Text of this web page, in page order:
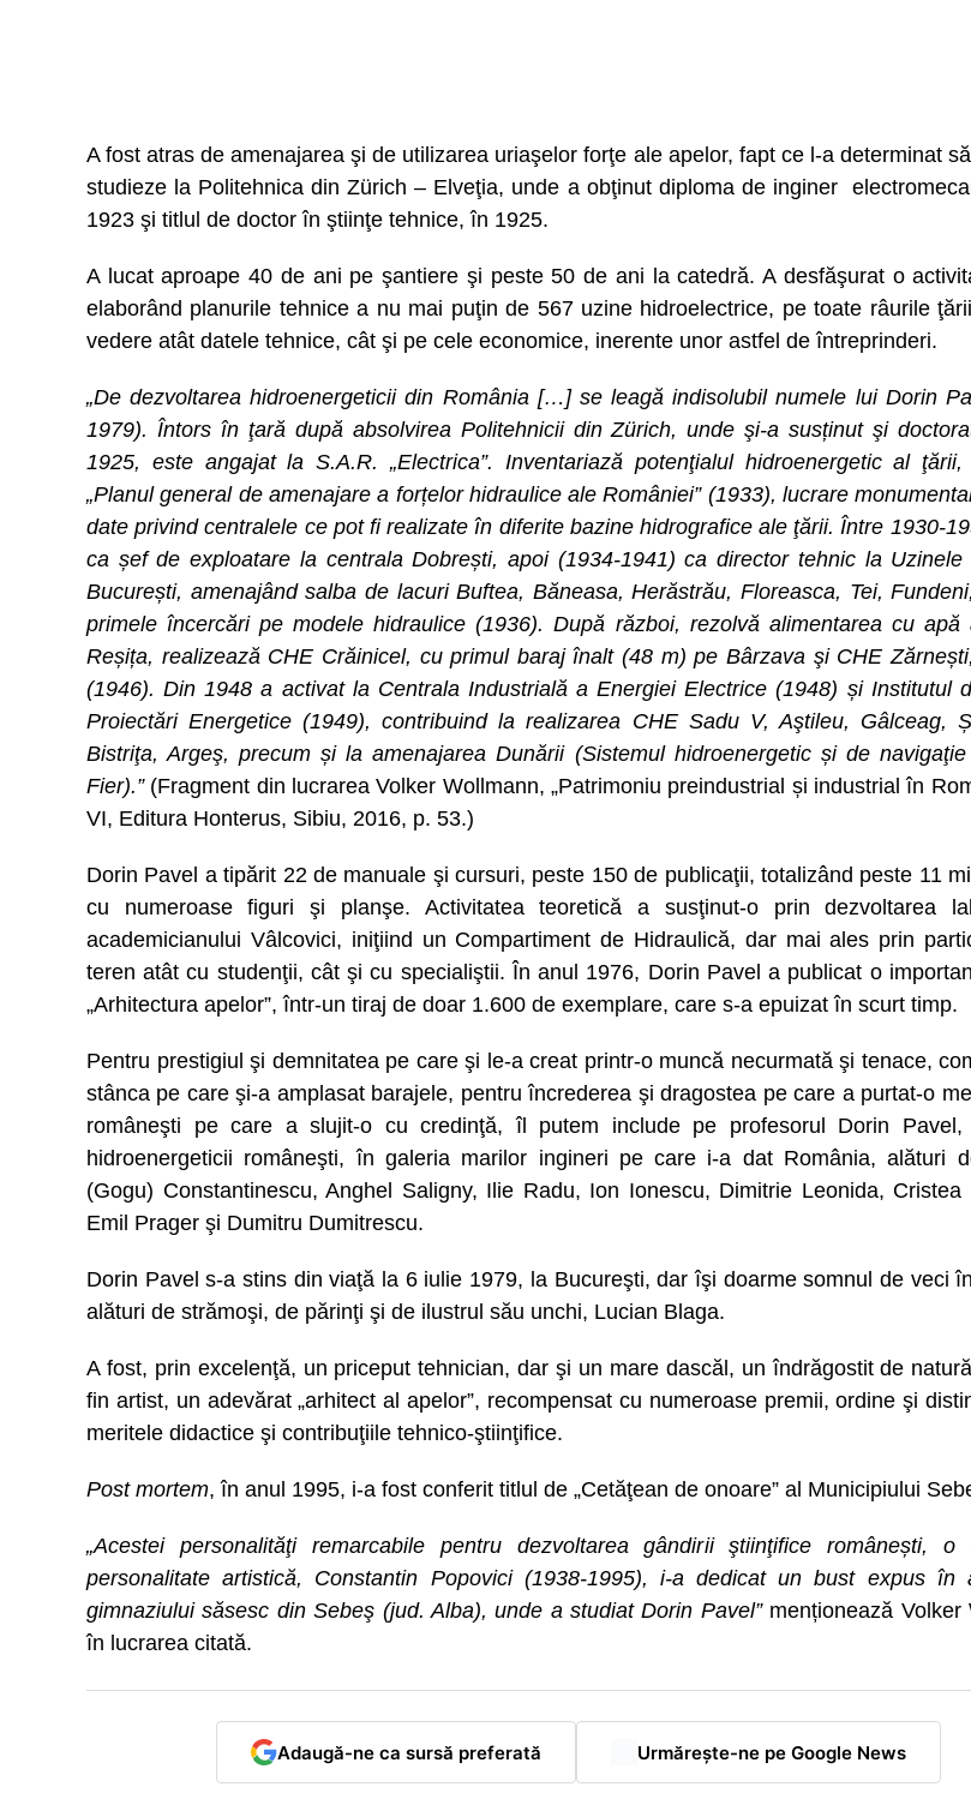
A fost atras de amenajarea şi de utilizarea uriaşelor forţe ale apelor, fapt ce l-a determinat
studieze la Politehnica din Zürich – Elveţia, unde a obţinut diploma de inginer
1923 şi titlul de doctor în ştiinţe tehnice, în 1925.
A lucat aproape 40 de ani pe şantiere şi peste 50 de ani la catedră. A desfăşurat o
elaborând planurile tehnice a nu mai puţin de 567 uzine hidroelectrice, pe toate râurile
vedere atât datele tehnice, cât şi pe cele economice, inerente unor astfel de întreprinderi.
„De dezvoltarea hidroenergeticii din România […] se leagă indisolubil numele lui Dorin
1979). Întors în ţară după absolvirea Politehnicii din Zürich, unde şi-a susținut şi
1925, este angajat la S.A.R. „Electrica”. Inventariază potenţialul hidroenergetic al ţării,
„Planul general de amenajare a forțelor hidraulice ale României” (1933), lucrare
date privind centralele ce pot fi realizate în diferite bazine hidrografice ale ţării. Între 1930-
ca șef de exploatare la centrala Dobrești, apoi (1934-1941) ca director tehnic la Uzinele
București, amenajând salba de lacuri Buftea, Băneasa, Herăstrău, Floreasca, Tei,
primele încercări pe modele hidraulice (1936). După război, rezolvă alimentarea cu apă
Reșița, realizează CHE Crăinicel, cu primul baraj înalt (48 m) pe Bârzava şi CHE
(1946). Din 1948 a activat la Centrala Industrială a Energiei Electrice (1948) și Institutul
Proiectări Energetice (1949), contribuind la realizarea CHE Sadu V, Aştileu, Gâlceag,
Bistriţa, Argeş, precum și la amenajarea Dunării (Sistemul hidroenergetic și de
Fier).” (Fragment din lucrarea Volker Wollmann, „Patrimoniu preindustrial și industrial în
VI, Editura Honterus, Sibiu, 2016, p. 53.)
Dorin Pavel a tipărit 22 de manuale şi cursuri, peste 150 de publicaţii, totalizând peste 11
cu numeroase figuri şi planşe. Activitatea teoretică a susţinut-o prin dezvoltarea
academicianului Vâlcovici, iniţiind un Compartiment de Hidraulică, dar mai ales prin
teren atât cu studenţii, cât şi cu specialiştii. În anul 1976, Dorin Pavel a publicat o
„Arhitectura apelor”, într-un tiraj de doar 1.600 de exemplare, care s-a epuizat în scurt timp.
Pentru prestigiul şi demnitatea pe care şi le-a creat printr-o muncă necurmată şi tenace,
stânca pe care şi-a amplasat barajele, pentru încrederea şi dragostea pe care a purtat-o
româneşti pe care a slujit-o cu credinţă, îl putem include pe profesorul Dorin Pavel,
hidroenergeticii româneşti, în galeria marilor ingineri pe care i-a dat România, alături
(Gogu) Constantinescu, Anghel Saligny, Ilie Radu, Ion Ionescu, Dimitrie Leonida, Cristea
Emil Prager şi Dumitru Dumitrescu.
Dorin Pavel s-a stins din viaţă la 6 iulie 1979, la Bucureşti, dar îşi doarme somnul de veci
alături de strămoşi, de părinţi şi de ilustrul său unchi, Lucian Blaga.
A fost, prin excelenţă, un priceput tehnician, dar şi un mare dascăl, un îndrăgostit de
fin artist, un adevărat „arhitect al apelor”, recompensat cu numeroase premii, ordine şi
meritele didactice şi contribuţiile tehnico-ştiinţifice.
Post mortem, în anul 1995, i-a fost conferit titlul de „Cetăţean de onoare” al Municipiului
„Acestei personalităţi remarcabile pentru dezvoltarea gândirii ştiinţifice românești,
personalitate artistică, Constantin Popovici (1938-1995), i-a dedicat un bust expus în
gimnaziului săsesc din Sebeş (jud. Alba), unde a studiat Dorin Pavel” menționează Volker
în lucrarea citată.
Adaugă-ne ca sursă preferată Urmărește-ne pe Google News